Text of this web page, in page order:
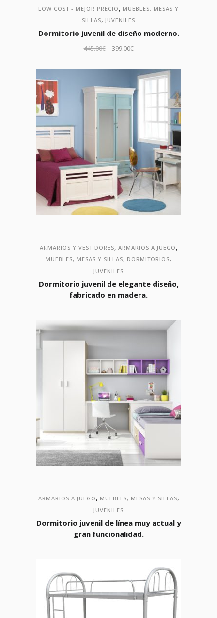
LOW COST - MEJOR PRECIO , MUEBLES, MESAS Y
SILLAS, JUVENILES
Dormitorio juvenil de diseño moderno.
445.00€ 399.00€
ARMARIOS Y VESTIDORES, ARMARIOS A JUEGO ,
MUEBLES, MESAS Y SILLAS, DORMITORIOS,
JUVENILES
Dormitorio juvenil de elegante diseño,
fabricado en madera.
ARMARIOS A JUEGO , MUEBLES, MESAS Y SILLAS,
JUVENILES
Dormitorio juvenil de línea muy actual y
gran funcionalidad.